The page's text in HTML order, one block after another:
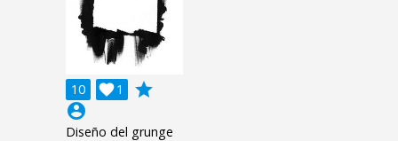
10 1

grade
account_circle
Diseño del grunge